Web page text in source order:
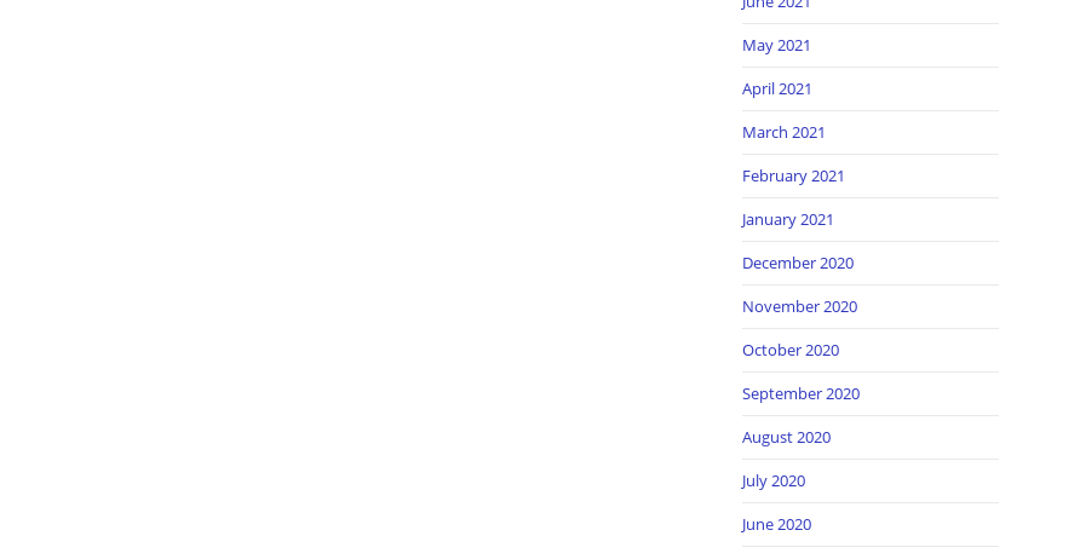
May 2021
April 2021
March 2021
February 2021
January 2021
December 2020
November 2020
October 2020
September 2020
August 2020
July 2020
June 2020